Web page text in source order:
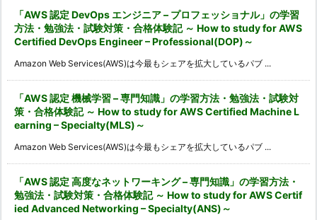
「AWS 認定 DevOps エンジニア – プロフェッショナル」の学習
方法・勉強法・試験対策・合格体験記 ～ How to study for AWS
Certified DevOps Engineer – Professional(DOP)～
Amazon Web Services(AWS)は今最もシェアを拡大しているパブ ...
「AWS 認定 機械学習 – 専門知識」の学習方法・勉強法・試験対
策・合格体験記 ～ How to study for AWS Certified Machine L
earning – Specialty(MLS)～
Amazon Web Services(AWS)は今最もシェアを拡大しているパブ ...
「AWS 認定 高度なネットワーキング – 専門知識」の学習方法・
勉強法・試験対策・合格体験記 ～ How to study for AWS Certif
ied Advanced Networking – Specialty(ANS)～